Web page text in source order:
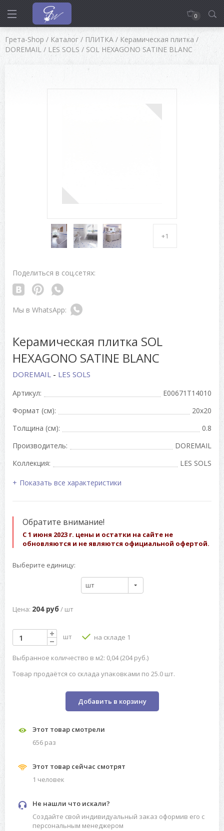
0
Грета-Shop / Каталог / ПЛИТКА / Керамическая плитка /
DOREMAIL / LES SOLS / SOL HEXAGONO SATINE BLANC
+1
Поделиться в соц.сетях:
Керамическая плитка SOL
HEXAGONO SATINE BLANC
DOREMAIL - LES SOLS
Артикул:
E00671T14010
Формат (см):
20x20
Толщина (см):
0.8
Производитель:
DOREMAIL
Коллекция:
LES SOLS
Показать все характеристики
Обратите внимание!
С 1 июня 2023 г. цены и остатки на сайте не
обновляются и не являются официальной офертой.
Выберите единицу:
шт
Цена: 204 руб / шт
шт на складе 1
Выбранное количество в м2: 0,04 (204 руб.)
Товар продаётся со склада упаковками по 25.0 шт.
Добавить в корзину
Этот товар смотрели
656 раз
Этот товар сейчас смотрят
1 человек
Не нашли что искали?
Создайте свой индивидуальный заказ оформив его с
персональным менеджером